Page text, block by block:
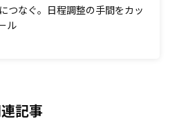
つなぐ。日程調整の手間をカッ
ル
記事